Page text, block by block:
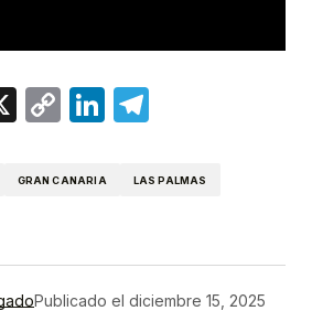
X
CopyLinkedIn
GRAN CANARIA LAS PALMAS
Publicado el diciembre 15, 2025